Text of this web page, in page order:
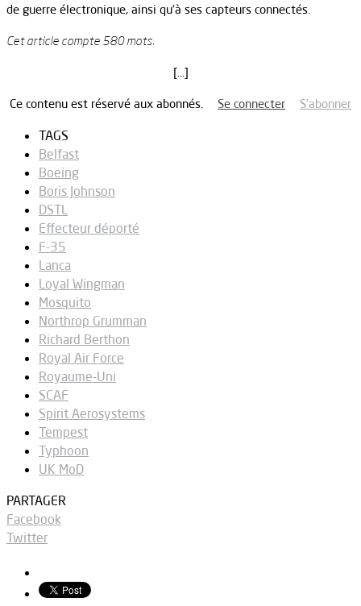
de guerre électronique, ainsi qu’à ses capteurs connectés.
Cet article compte 580 mots.
[…]
Ce contenu est réservé aux abonnés. Se connecter S’abonner
TAGS
Belfast
Boeing
Boris Johnson
DSTL
Effecteur déporté
F-35
Lanca
Loyal Wingman
Mosquito
Northrop Grumman
Richard Berthon
Royal Air Force
Royaume-Uni
SCAF
Spirit Aerosystems
Tempest
Typhoon
UK MoD
PARTAGER
Facebook
Twitter